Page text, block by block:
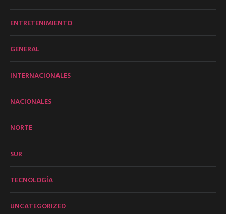
ENTRETENIMIENTO
GENERAL
INTERNACIONALES
NACIONALES
NORTE
SUR
TECNOLOGÍA
UNCATEGORIZED